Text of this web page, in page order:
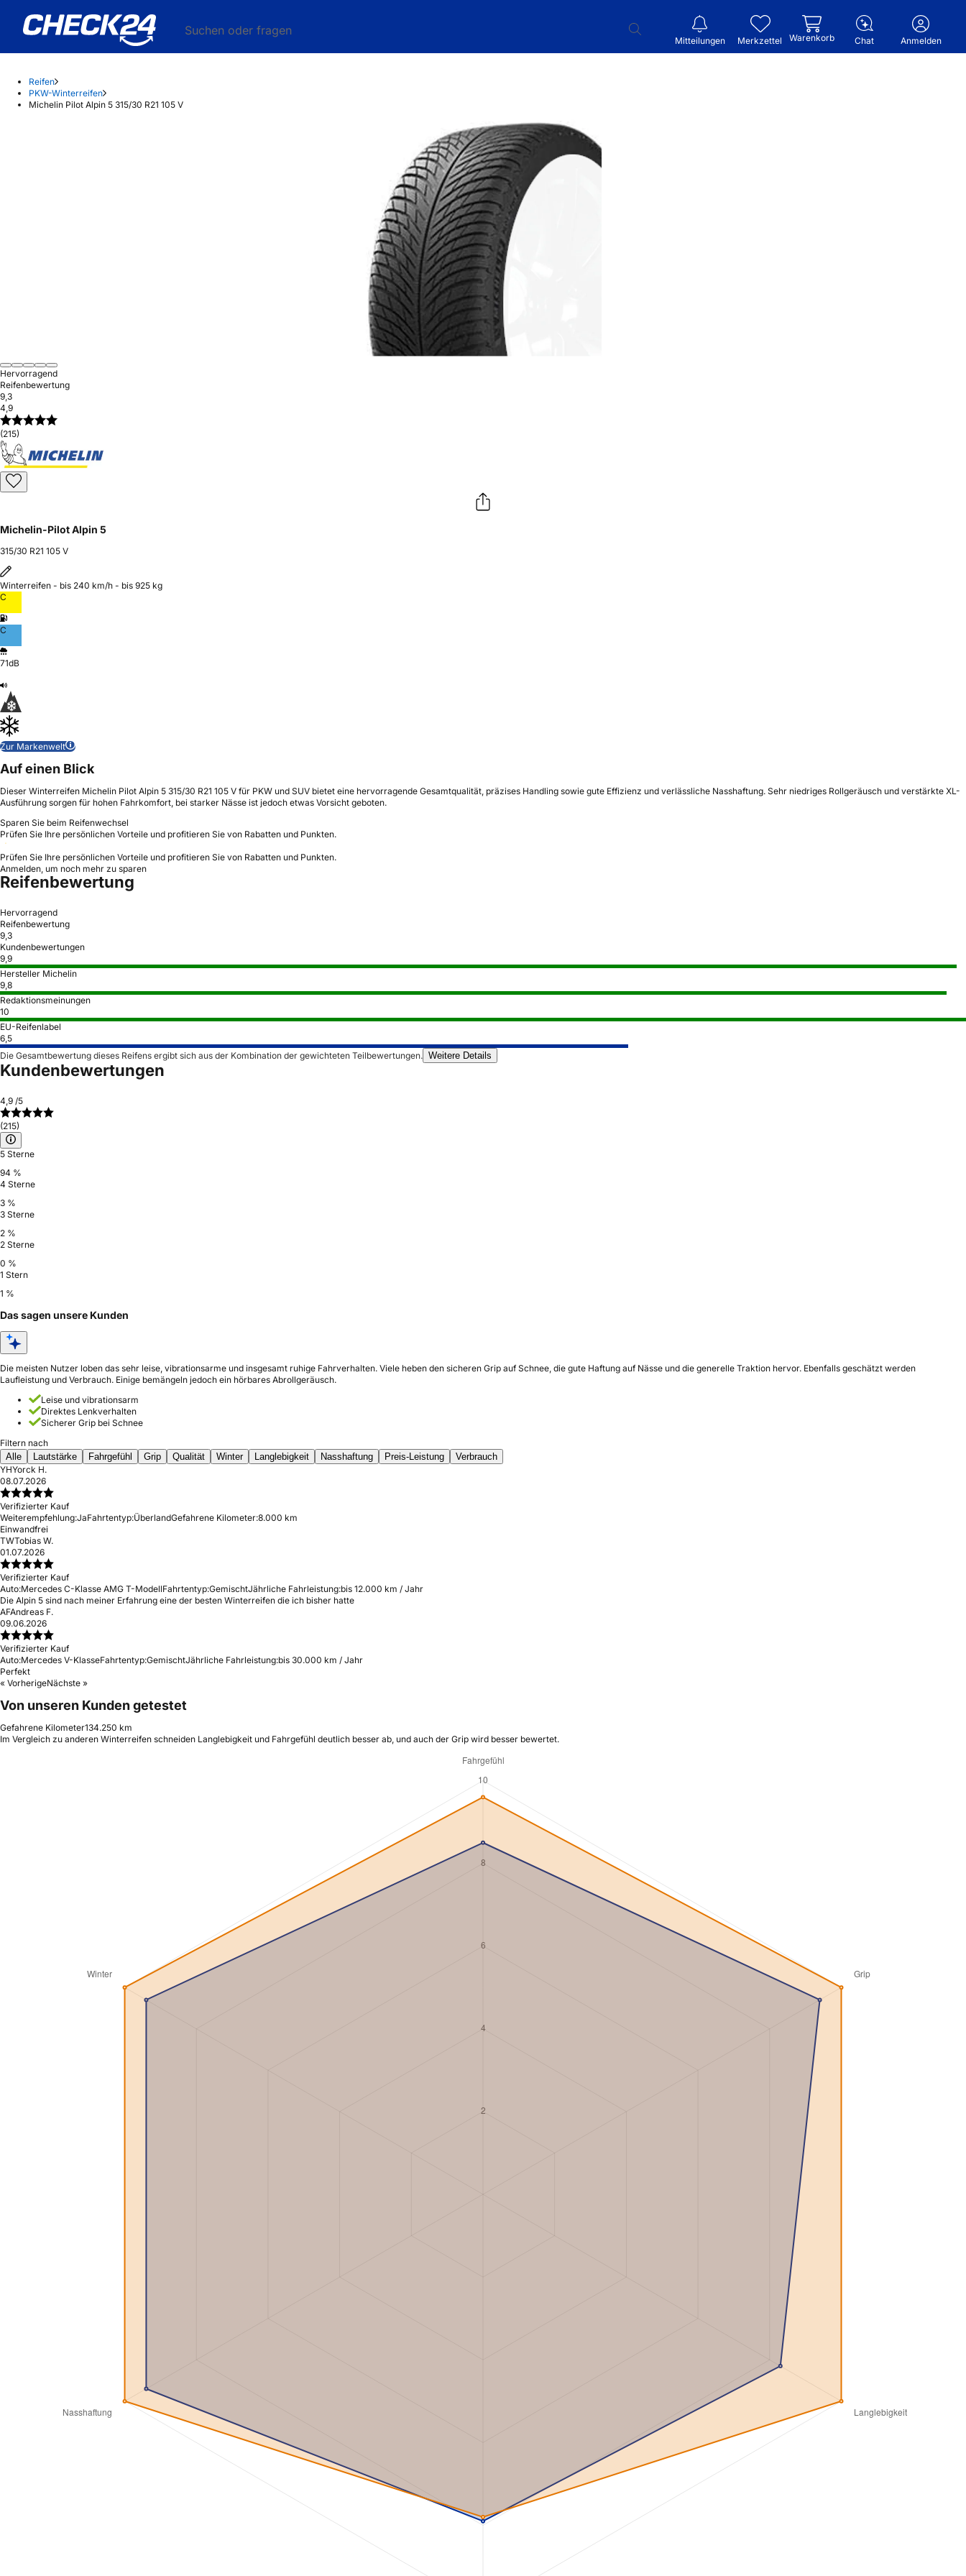
Suchen oder fragen
Mitteilungen Merkzettel Warenkorb Chat Anmelden
Reifen
PKW-Winterreifen
Michelin Pilot Alpin 5 315/30 R21 105 V
Hervorragend
Reifenbewertung
9,3
4,9
(215)
Michelin-Pilot Alpin 5
315/30 R21 105 V
Winterreifen - bis 240 km/h - bis 925 kg
C
C
71dB
Zur Markenwelt
Auf einen Blick
Dieser Winterreifen Michelin Pilot Alpin 5 315/30 R21 105 V für PKW und SUV bietet eine hervorragende Gesamtqualität, präzises Handling sowie gute Effizienz und verlässliche Nasshaftung. Sehr niedriges Rollgeräusch und verstärkte XL-
Ausführung sorgen für hohen Fahrkomfort, bei starker Nässe ist jedoch etwas Vorsicht geboten.
Sparen Sie beim Reifenwechsel
Prüfen Sie Ihre persönlichen Vorteile und profitieren Sie von Rabatten und Punkten.
Prüfen Sie Ihre persönlichen Vorteile und profitieren Sie von Rabatten und Punkten.
Anmelden, um noch mehr zu sparen
Reifenbewertung
Hervorragend
Reifenbewertung
9,3
Kundenbewertungen
9,9
Hersteller Michelin
9,8
Redaktionsmeinungen
10
EU-Reifenlabel
6,5
Die Gesamtbewertung dieses Reifens ergibt sich aus der Kombination der gewichteten Teilbewertungen. Weitere Details
Kundenbewertungen
4,9 /5
(215)
5 Sterne
94 %
4 Sterne
3 %
3 Sterne
2 %
2 Sterne
0 %
1 Stern
1 %
Das sagen unsere Kunden
Die meisten Nutzer loben das sehr leise, vibrationsarme und insgesamt ruhige Fahrverhalten. Viele heben den sicheren Grip auf Schnee, die gute Haftung auf Nässe und die generelle Traktion hervor. Ebenfalls geschätzt werden
Laufleistung und Verbrauch. Einige bemängeln jedoch ein hörbares Abrollgeräusch.
Leise und vibrationsarm
Direktes Lenkverhalten
Sicherer Grip bei Schnee
Filtern nach
Alle
Lautstärke Fahrgefühl Grip Qualität Winter Langlebigkeit Nasshaftung Preis-Leistung
Verbrauch
YHYorck H.
08.07.2026
Verifizierter Kauf
Weiterempfehlung:JaFahrtentyp:ÜberlandGefahrene Kilometer:8.000 km
Einwandfrei
TWTobias W.
01.07.2026
Verifizierter Kauf
Auto:Mercedes C-Klasse AMG T-ModellFahrtentyp:GemischtJährliche Fahrleistung:bis 12.000 km / Jahr
Die Alpin 5 sind nach meiner Erfahrung eine der besten Winterreifen die ich bisher hatte
AFAndreas F.
09.06.2026
Verifizierter Kauf
Auto:Mercedes V-KlasseFahrtentyp:GemischtJährliche Fahrleistung:bis 30.000 km / Jahr
Perfekt
« VorherigeNächste »
Von unseren Kunden getestet
Gefahrene Kilometer134.250 km
Im Vergleich zu anderen Winterreifen schneiden Langlebigkeit und Fahrgefühl deutlich besser ab, und auch der Grip wird besser bewertet.